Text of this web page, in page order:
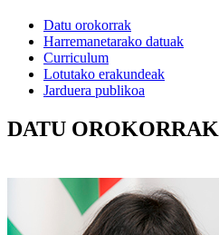
Datu orokorrak
Harremanetarako datuak
Curriculum
Lotutako erakundeak
Jarduera publikoa
DATU OROKORRAK